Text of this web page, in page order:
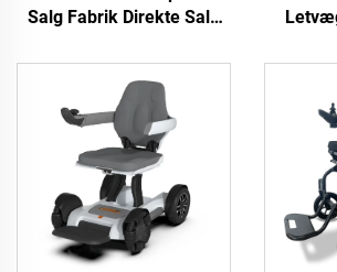
Salg Fabrik Direkte Salg
Trinklatrende Stol
Rullestol Pris Med Spor
Elektrisk Åben og Luk